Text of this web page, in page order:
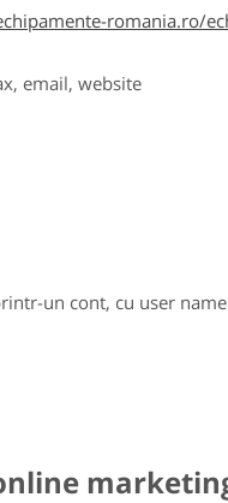
romania.ro/
email, website
un cont, cu user